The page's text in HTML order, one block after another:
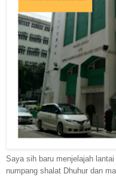
Saya sih baru menjelajah
numpang shalat Dhuhur dan